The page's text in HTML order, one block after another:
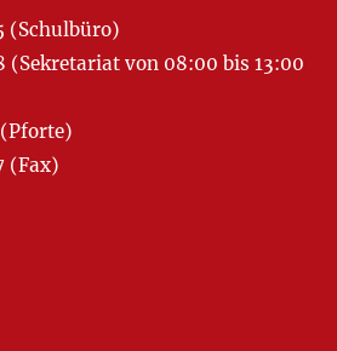
(Schulbüro)
von 08:00 bis 13:00
(Fax)